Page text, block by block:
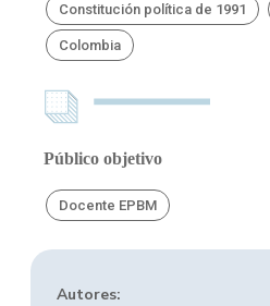
Constitución política de 1991
Colombia
Público objetivo
Docente EPBM
Autores: